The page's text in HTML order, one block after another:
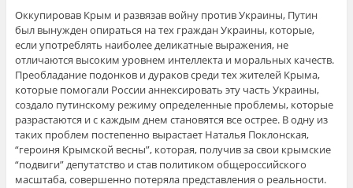
Оккупировав Крым и развязав войну против Украины, Путин
был вынужден опираться на тех граждан Украины, которые,
если употреблять наиболее деликатные выражения, не
отличаются высоким уровнем интеллекта и моральных качеств.
Преобладание подонков и дураков среди тех жителей Крыма,
которые помогали России аннексировать эту часть Украины,
создало путинскому режиму определенные проблемы, которые
разрастаются и с каждым днем становятся все острее. В одну из
таких проблем постепенно вырастает Наталья Поклонская,
“героиня Крымской весны”, которая, получив за свои крымские
“подвиги” депутатство и став политиком общероссийского
масштаба, совершенно потеряла представления о реальности.